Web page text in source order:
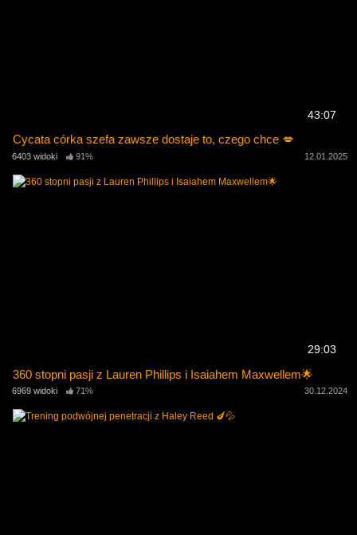
43:07
Cycata córka szefa zawsze dostaje to, czego chce 💋
6403 widoki 91% 12.01.2025
29:03
360 stopni pasji z Lauren Phillips i Isaiahem Maxwellem🌟
6969 widoki 71% 30.12.2024